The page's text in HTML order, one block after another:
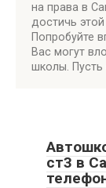
на права в
достичь
Попробуйте
Вас могут
школы. Пусть
ст3 в